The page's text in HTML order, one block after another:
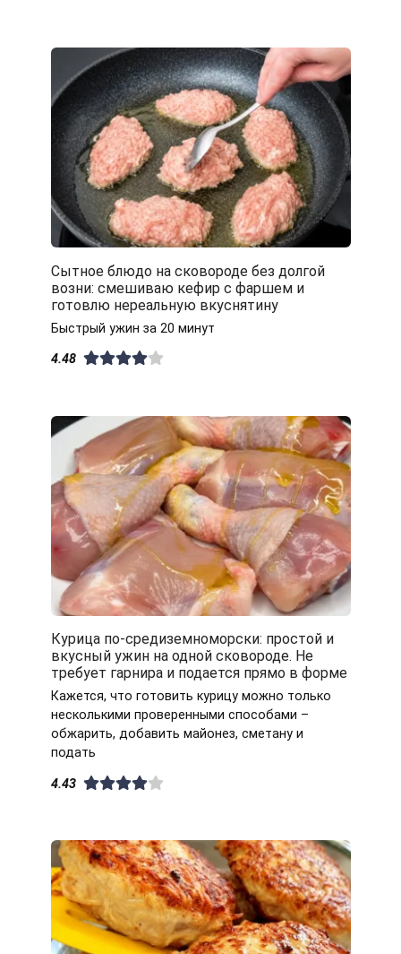
Сытное блюдо на сковороде без долгой
возни: смешиваю кефир с фаршем и
готовлю нереальную вкуснятину
Быстрый ужин за 20 минут
4.48
Курица по-средиземноморски: простой и
вкусный ужин на одной сковороде. Не
требует гарнира и подается прямо в форме
Кажется, что готовить курицу можно только
несколькими проверенными способами –
обжарить, добавить майонез, сметану и
подать
4.43